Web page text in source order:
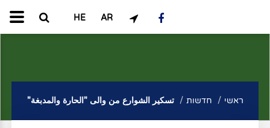
AR
HE
ראשי חדשות تسكير الشوارع من والى "الحارة والمدبغة"